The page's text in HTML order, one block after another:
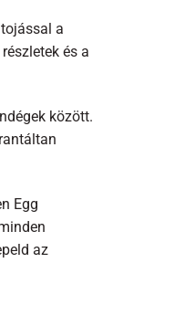
a
és a
között.
Egg
az